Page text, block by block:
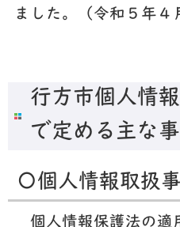
ました。（令和５年４
行方市個人情
で定める主な
〇個人情報取扱
個人情報保護法の適